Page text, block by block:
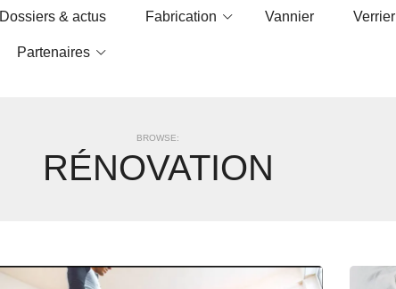
Dossiers & actus Fabrication Vannier Verrier
Partenaires
BROWSE:
RÉNOVATION